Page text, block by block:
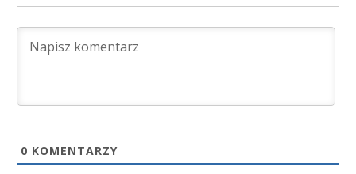
0 KOMENTARZY